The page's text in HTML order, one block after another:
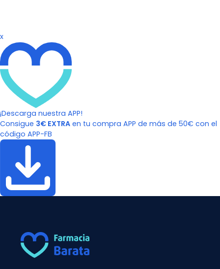
x
¡Descarga nuestra APP!
Consigue 3€ EXTRA en tu compra APP de más de 50€ con el
código APP-FB